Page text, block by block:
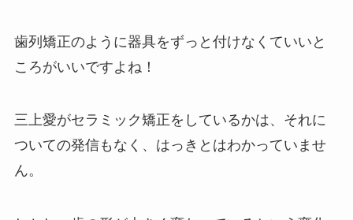
歯列矯正のように器具をずっと付けなくていいと
ころがいいですよね！
三上愛がセラミック矯正をしているかは、それに
ついての発信もなく、はっきとはわかっていませ
ん。